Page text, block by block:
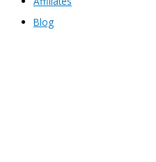
Blog